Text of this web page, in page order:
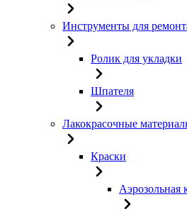
Инструменты для
Ролик для укладки
Шпателя
Лакокрасочные
Краски
Аэрозольная